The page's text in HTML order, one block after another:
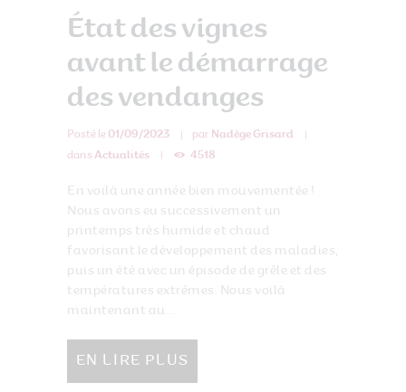
État des vignes
avant le démarrage
des vendanges
Posté le 01/09/2023 par Nadège Grisard
dans Actualités 4518
En voilà une année bien mouvementée !
Nous avons eu successivement un
printemps très humide et chaud
favorisant le développement des maladies,
puis un été avec un épisode de grêle et des
températures extrêmes. Nous voilà
maintenant au...
EN LIRE PLUS